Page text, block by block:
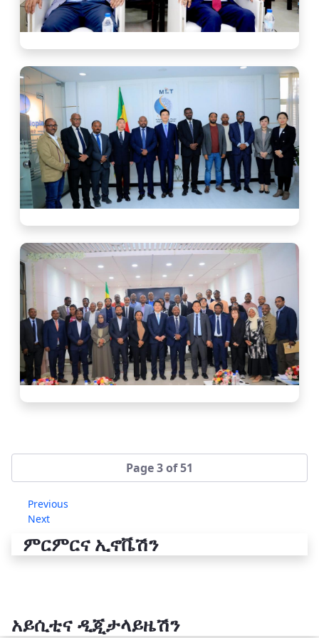
Page 3 of 51
Previous
Next
ምርምርና ኢኖቬሽን
አይሲቲና ዲጂታላይዜሽን